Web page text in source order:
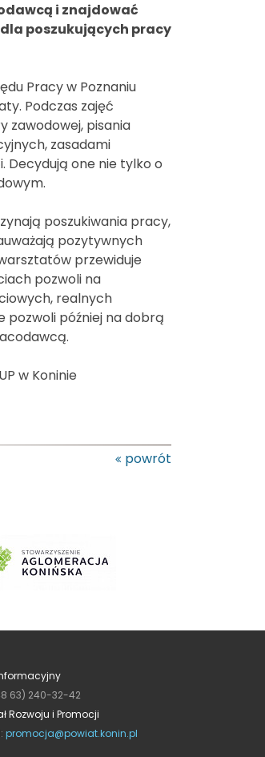
i znajdować
poszukujących pracy
Pracy w Poznaniu
Podczas zajęć
zawodowej, pisania
zasadami
Decydują one nie tylko o
poszukiwania pracy,
pozytywnych
przewiduje
pozwoli na
realnych
pozwoli później na dobrą
w Koninie
powrót
63) 240-32-42
Rozwoju i Promocji
promocja@powiat.konin.pl